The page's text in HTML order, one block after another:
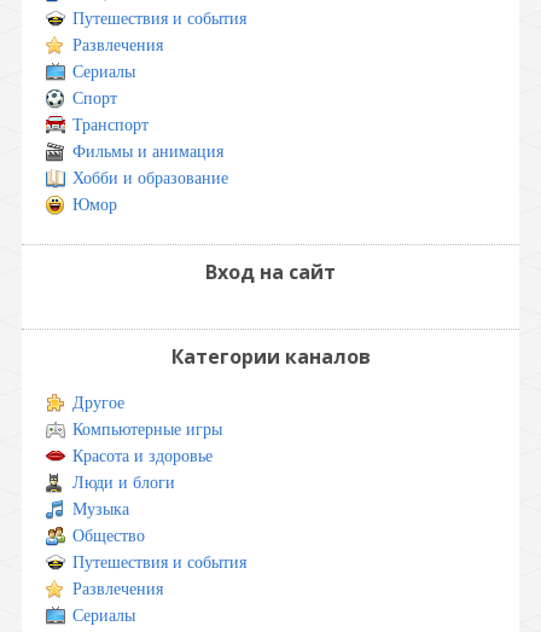
Путешествия и события
Развлечения
Сериалы
Спорт
Транспорт
Фильмы и анимация
Хобби и образование
Юмор
Вход на сайт
Категории каналов
Другое
Компьютерные игры
Красота и здоровье
Люди и блоги
Музыка
Общество
Путешествия и события
Развлечения
Сериалы